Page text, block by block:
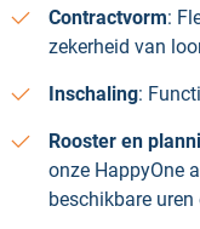
Contractvorm:
zekerheid van
Inschaling:
Rooster en
onze HappyOne
beschikbare